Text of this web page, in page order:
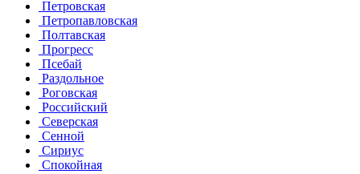
Петровская
Петропавловская
Полтавская
Прогресс
Псебай
Раздольное
Роговская
Российский
Северская
Сенной
Сириус
Спокойная